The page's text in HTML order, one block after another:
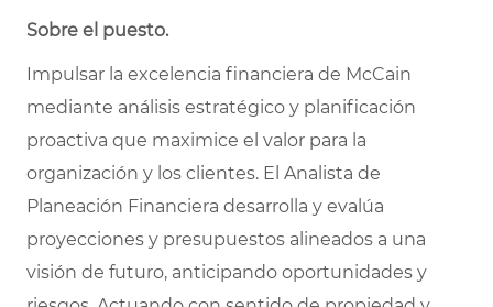
Sobre el puesto.
Impulsar la excelencia financiera de McCain
mediante análisis estratégico y planificación
proactiva que maximice el valor para la
organización y los clientes. El Analista de
Planeación Financiera desarrolla y evalúa
proyecciones y presupuestos alineados a una
visión de futuro, anticipando oportunidades y